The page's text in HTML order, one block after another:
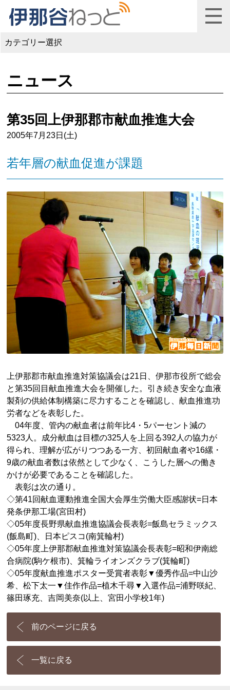
カテゴリー選択
ニュース
第35回上伊那郡市献血推進大会
2005年7月23日(土)
若年層の献血促進が課題
上伊那郡市献血推進対策協議会は21日、伊那市役所で総会
と第35回目献血推進大会を開催した。引き続き安全な血液
製剤の供給体制構築に尽力することを確認し、献血推進功
労者などを表彰した。
04年度、管内の献血者は前年比4・5パーセント減の
5323人。成分献血は目標の325人を上回る392人の協力が
得られ、理解が広がりつつある一方、初回献血者や16縲・
9歳の献血者数は依然として少なく、こうした層への働き
かけが必要であることを確認した。
表彰は次の通り。
◇第41回献血運動推進全国大会厚生労働大臣感謝状=日本
発条伊那工場(宮田村)
◇05年度長野県献血推進協議会長表彰=飯島セラミックス
(飯島町)、日本ピスコ(南箕輪村)
◇05年度上伊那郡献血推進対策協議会長表彰=昭和伊南総
合病院(駒ケ根市)、箕輪ライオンズクラブ(箕輪町)
◇05年度献血推進ポスター受賞者表彰▼優秀作品=中山沙
希、松下太一▼佳作作品=植木千尋▼入選作品=浦野咲紀、
篠田琢充、吉岡美奈(以上、宮田小学校1年)
前のページに戻る
一覧に戻る